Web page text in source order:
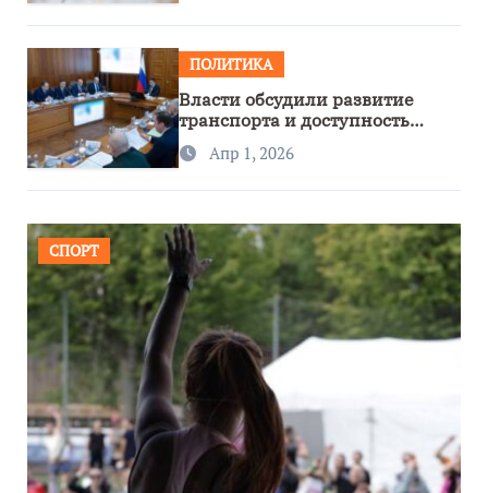
ПОЛИТИКА
Власти обсудили развитие
транспорта и доступность
региона
Апр 1, 2026
СПОРТ